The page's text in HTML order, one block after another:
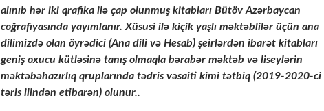
alınıb hər iki qrafika ilə çap olunmuş kitabları Bütöv Azərbaycan
coğrafiyasında yayımlanır. Xüsusi ilə kiçik yaşlı məktəblilər üçün ana
dilimizdə olan öyrədici (Ana dili və Hesab) şeirlərdən ibarət kitabları
geniş oxucu kütləsinə tanış olmaqla bərabər məktəb və liseylərin
məktəbəhazırlıq qruplarında tədris vəsaiti kimi tətbiq (2019-2020-ci
təris ilindən etibarən) olunur..